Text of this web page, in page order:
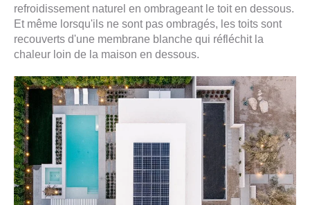
refroidissement naturel en ombrageant le toit en dessous.
Et même lorsqu'ils ne sont pas ombragés, les toits sont
recouverts d'une membrane blanche qui réfléchit la
chaleur loin de la maison en dessous.